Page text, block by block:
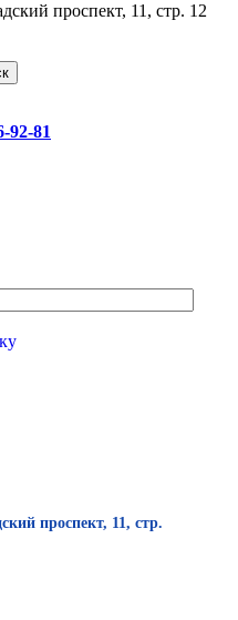
проспект, 11, стр. 12
92-81
проспект, 11, стр.